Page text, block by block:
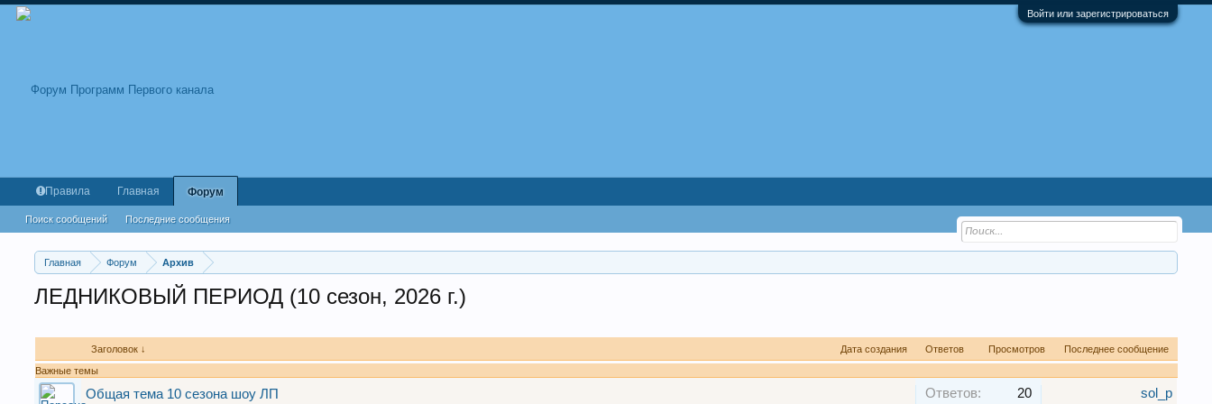
Войти или зарегистрироваться
Главная Форум Архив
ЛЕДНИКОВЫЙ ПЕРИОД (10 сезон, 2026 г.)
Заголовок ↓ Дата создания Ответов Просмотров
Последнее сообщение
Важные темы
Общая тема 10 сезона шоу ЛП Ответов: 20 sol_p
Правила Главная Форум
Поиск сообщений Последние сообщения